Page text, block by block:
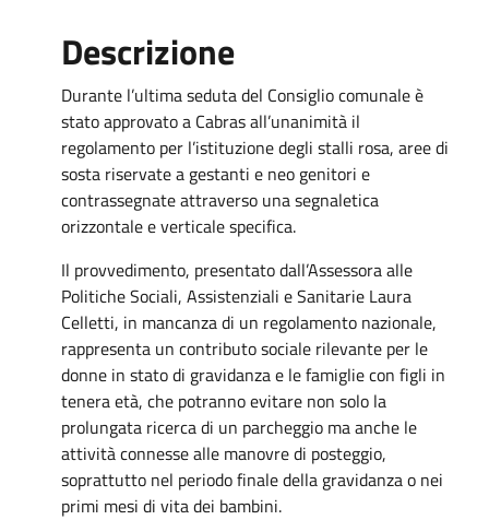
Descrizione
Durante l’ultima seduta del Consiglio comunale è
stato approvato a Cabras all’unanimità il
regolamento per l’istituzione degli stalli rosa, aree di
sosta riservate a gestanti e neo genitori e
contrassegnate attraverso una segnaletica
orizzontale e verticale specifica.
Il provvedimento, presentato dall’Assessora alle
Politiche Sociali, Assistenziali e Sanitarie Laura
Celletti, in mancanza di un regolamento nazionale,
rappresenta un contributo sociale rilevante per le
donne in stato di gravidanza e le famiglie con figli in
tenera età, che potranno evitare non solo la
prolungata ricerca di un parcheggio ma anche le
attività connesse alle manovre di posteggio,
soprattutto nel periodo finale della gravidanza o nei
primi mesi di vita dei bambini.